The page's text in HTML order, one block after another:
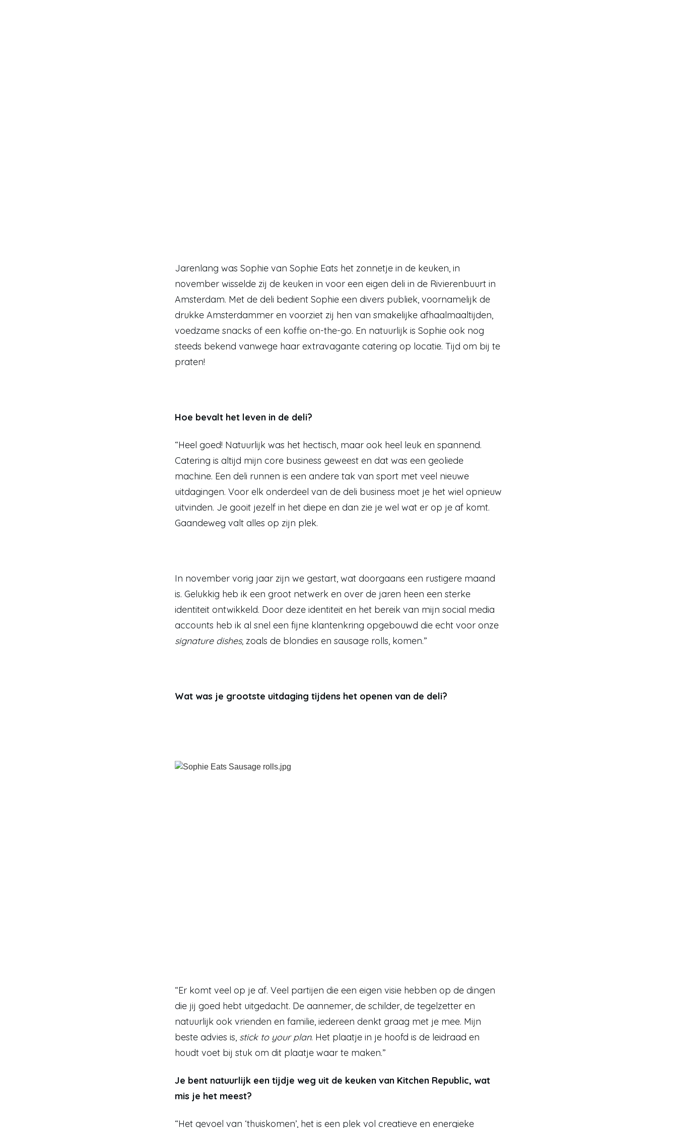
Jarenlang was Sophie van Sophie Eats het zonnetje in de keuken, in
november wisselde zij de keuken in voor een eigen deli in de Rivierenbuurt in
Amsterdam. Met de deli bedient Sophie een divers publiek, voornamelijk de
drukke Amsterdammer en voorziet zij hen van smakelijke afhaalmaaltijden,
voedzame snacks of een koffie on-the-go. En natuurlijk is Sophie ook nog
steeds bekend vanwege haar extravagante catering op locatie. Tijd om bij te
praten!
Hoe bevalt het leven in de deli?
“Heel goed! Natuurlijk was het hectisch, maar ook heel leuk en spannend.
Catering is altijd mijn core business geweest en dat was een geoliede
machine. Een deli runnen is een andere tak van sport met veel nieuwe
uitdagingen. Voor elk onderdeel van de deli business moet je het wiel opnieuw
uitvinden. Je gooit jezelf in het diepe en dan zie je wel wat er op je af komt.
Gaandeweg valt alles op zijn plek.
In november vorig jaar zijn we gestart, wat doorgaans een rustigere maand
is. Gelukkig heb ik een groot netwerk en over de jaren heen een sterke
identiteit ontwikkeld. Door deze identiteit en het bereik van mijn social media
signature dishes, zoals de blondies en sausage rolls, komen.”
Wat was je grootste uitdaging tijdens het openen van de deli?
“Er komt veel op je af. Veel partijen die een eigen visie hebben op de dingen
die jij goed hebt uitgedacht. De aannemer, de schilder, de tegelzetter en
natuurlijk ook vrienden en familie, iedereen denkt graag met je mee. Mijn
beste advies is, stick to your plan. Het plaatje in je hoofd is de leidraad en
houdt voet bij stuk om dit plaatje waar te maken.”
Je bent natuurlijk een tijdje weg uit de keuken van Kitchen Republic, wat
mis je het meest?
“Het gevoel van ‘thuiskomen’, het is een plek vol creatieve en energieke